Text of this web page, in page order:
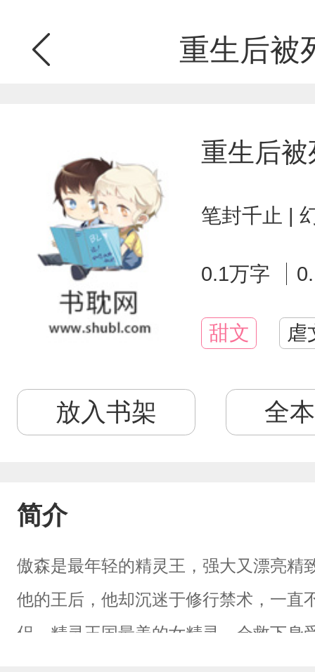
重生后被
重生后
笔封千止 |
0.1万字
甜文 虐
放入书架 全
简介
傲森是最年轻的精灵王，强大又漂亮精
他的王后，他却沉迷于修行禁术，一直
侣，精灵王国最美的女精灵，会救下身